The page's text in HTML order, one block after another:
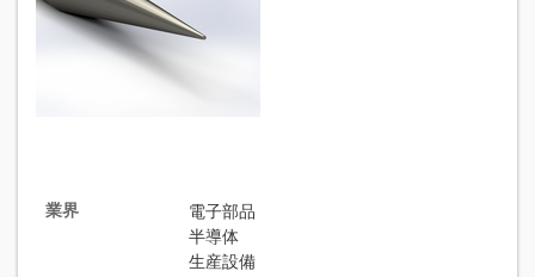
業界
電子部品
半導体
生産設備